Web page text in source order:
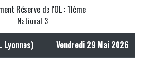
Réserve de l'OL : 11ème
National 3
Lyonnes) Vendredi 29 Mai 2026